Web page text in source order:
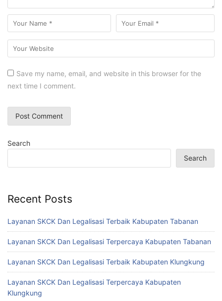
Save my name, email, and website in this browser for the
next time I comment.
Search
Search
Recent Posts
Layanan SKCK Dan Legalisasi Terbaik Kabupaten Tabanan
Layanan SKCK Dan Legalisasi Terpercaya Kabupaten Tabanan
Layanan SKCK Dan Legalisasi Terbaik Kabupaten Klungkung
Layanan SKCK Dan Legalisasi Terpercaya Kabupaten
Klungkung